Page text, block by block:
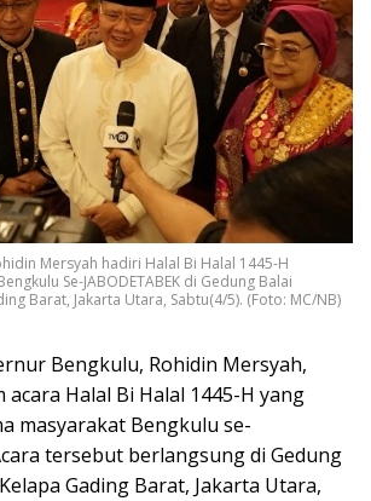
Mersyah hadiri Halal Bi Halal 1445-H
Se-JABODETABEK di Gedung Balai
Barat, Jakarta Utara, Sabtu(4/5). (Foto: MC/NB)
Bengkulu, Rohidin Mersyah,
Halal Bi Halal 1445-H yang
masyarakat Bengkulu se-
tersebut berlangsung di Gedung
Gading Barat, Jakarta Utara,